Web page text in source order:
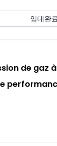
임대완료
de gaz